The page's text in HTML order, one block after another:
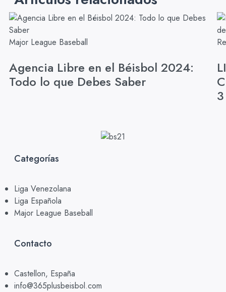
Major League Baseball
Agencia Libre en el Béisbol 2024:
Todo lo que Debes Saber
Categorías
Liga Venezolana
Liga Española
Major League Baseball
Contacto
Castellon, España
info@365plusbeisbol.com